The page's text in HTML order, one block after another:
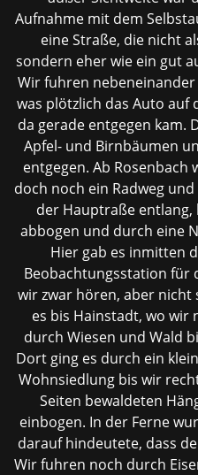
Aufnahme mit dem
eine Straße, die nicht
sondern eher wie ein gut
Wir fuhren
was plötzlich das Auto auf
da gerade entgegen kam.
Apfel- und Birnbäumen
entgegen. Ab Rosenbach
doch noch ein Radweg
der Hauptraße
abbogen und durch eine
Hier gab es inmitten
Beobachtungsstation für
wir zwar hören, aber nicht
es bis Hainstadt, wo wir
durch Wiesen und Wald
Dort ging es durch ein
Wohnsiedlung bis wir
Seiten bewaldeten
einbogen. In der Ferne
darauf hindeutete, dass
Wir fuhren noch durch